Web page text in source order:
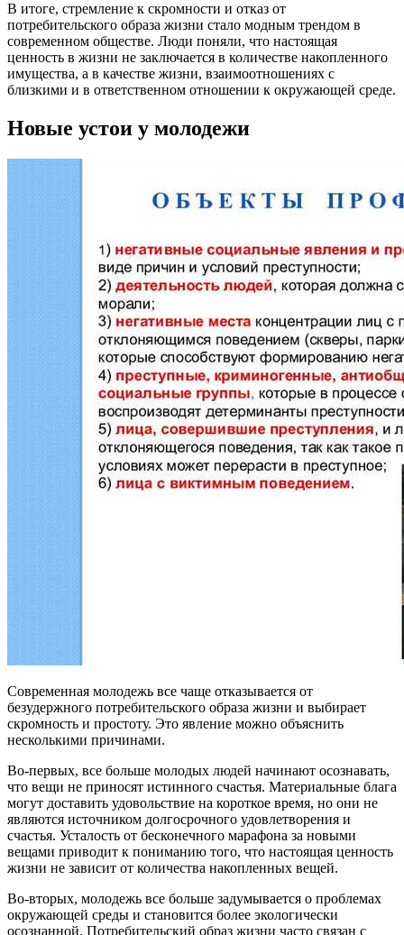
В итоге, стремление к скромности и отказ от
потребительского образа жизни стало модным трендом в
современном обществе. Люди поняли, что настоящая
ценность в жизни не заключается в количестве накопленного
имущества, а в качестве жизни, взаимоотношениях с
близкими и в ответственном отношении к окружающей среде.
Новые устои у молодежи
Современная молодежь все чаще отказывается от
безудержного потребительского образа жизни и выбирает
скромность и простоту. Это явление можно объяснить
несколькими причинами.
Во-первых, все больше молодых людей начинают осознавать,
что вещи не приносят истинного счастья. Материальные блага
могут доставить удовольствие на короткое время, но они не
являются источником долгосрочного удовлетворения и
счастья. Усталость от бесконечного марафона за новыми
вещами приводит к пониманию того, что настоящая ценность
жизни не зависит от количества накопленных вещей.
Во-вторых, молодежь все больше задумывается о проблемах
окружающей среды и становится более экологически
осознанной. Потребительский образ жизни часто связан с